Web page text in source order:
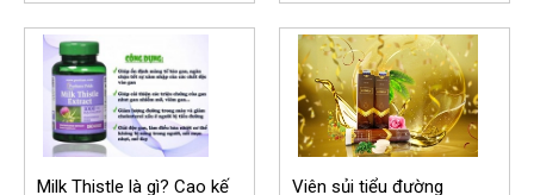
Milk Thistle là gì? Cao kế
Viên sủi tiểu đường